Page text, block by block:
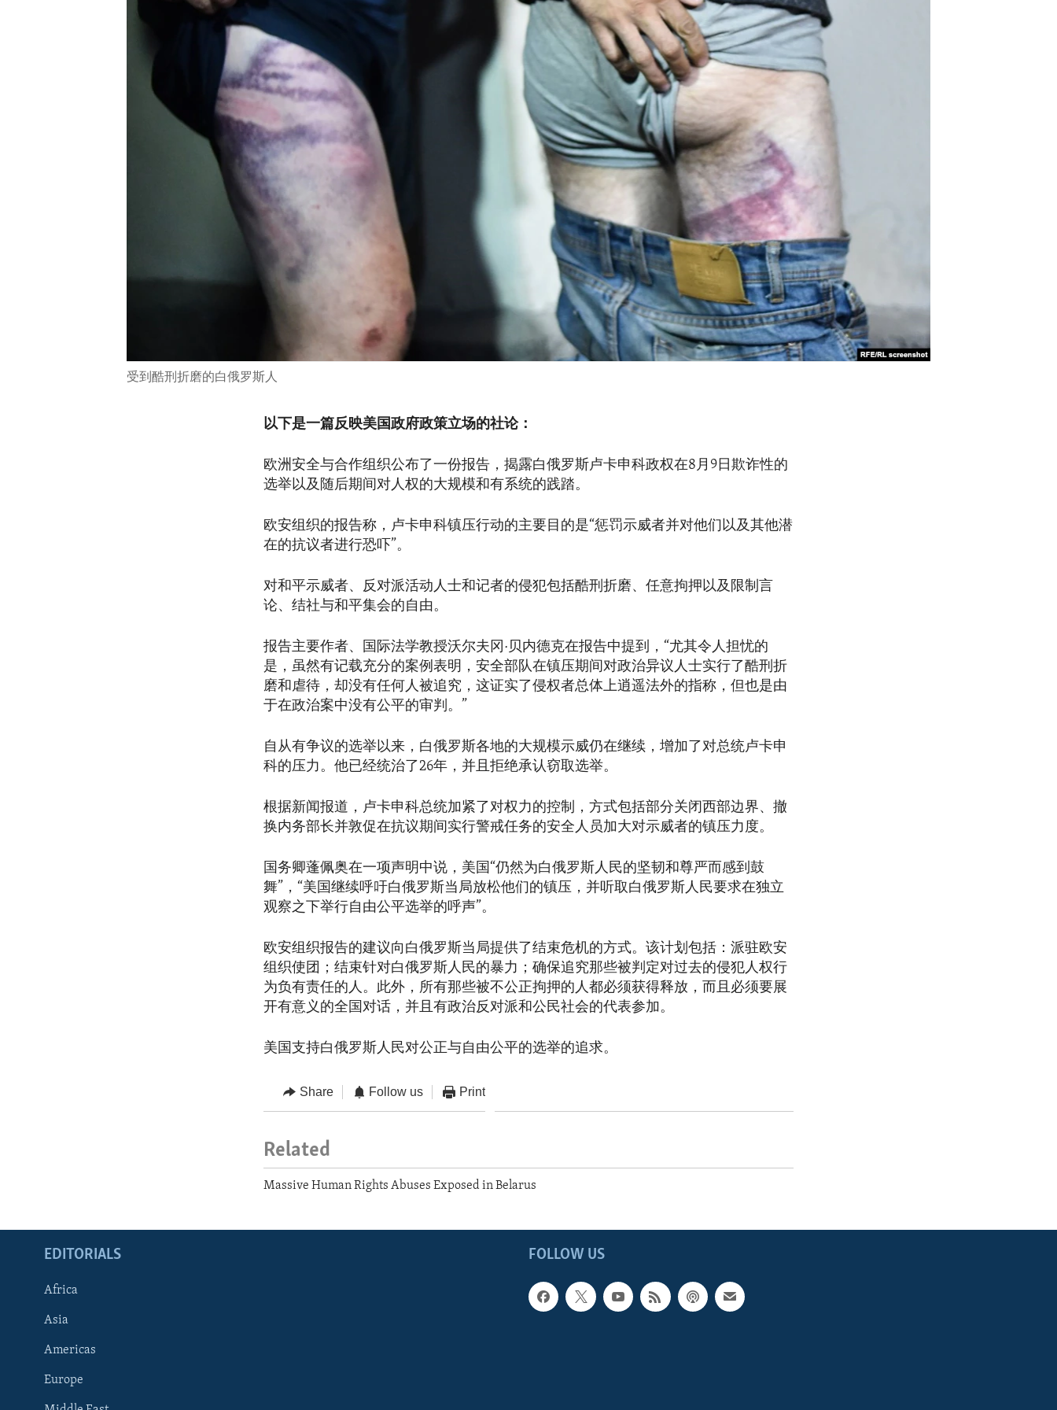
受到酷刑折磨的白俄罗斯人
以下是一篇反映美国政府政策立场的社论：
欧洲安全与合作组织公布了一份报告，揭露白俄罗斯卢卡申科政权在8月9日欺诈性的
选举以及随后期间对人权的大规模和有系统的践踏。
欧安组织的报告称，卢卡申科镇压行动的主要目的是“惩罚示威者并对他们以及其他潜
在的抗议者进行恐吓”。
对和平示威者、反对派活动人士和记者的侵犯包括酷刑折磨、任意拘押以及限制言
论、结社与和平集会的自由。
报告主要作者、国际法学教授沃尔夫冈·贝内德克在报告中提到，“尤其令人担忧的
是，虽然有记载充分的案例表明，安全部队在镇压期间对政治异议人士实行了酷刑折
磨和虐待，却没有任何人被追究，这证实了侵权者总体上逍遥法外的指称，但也是由
于在政治案中没有公平的审判。”
自从有争议的选举以来，白俄罗斯各地的大规模示威仍在继续，增加了对总统卢卡申
科的压力。他已经统治了26年，并且拒绝承认窃取选举。
根据新闻报道，卢卡申科总统加紧了对权力的控制，方式包括部分关闭西部边界、撤
换内务部长并敦促在抗议期间实行警戒任务的安全人员加大对示威者的镇压力度。
国务卿蓬佩奥在一项声明中说，美国“仍然为白俄罗斯人民的坚韧和尊严而感到鼓
舞”，“美国继续呼吁白俄罗斯当局放松他们的镇压，并听取白俄罗斯人民要求在独立
观察之下举行自由公平选举的呼声”。
欧安组织报告的建议向白俄罗斯当局提供了结束危机的方式。该计划包括：派驻欧安
组织使团；结束针对白俄罗斯人民的暴力；确保追究那些被判定对过去的侵犯人权行
为负有责任的人。此外，所有那些被不公正拘押的人都必须获得释放，而且必须要展
开有意义的全国对话，并且有政治反对派和公民社会的代表参加。
美国支持白俄罗斯人民对公正与自由公平的选举的追求。
Share Follow us Print
Related
Massive Human Rights Abuses Exposed in Belarus
FOLLOW US
EDITORIALS
Africa
Asia
Americas
Europe